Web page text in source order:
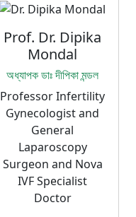
Prof. Dr. Dipika
Mondal
অধ্যাপক ডাঃ দীপিকা মন্ডল
Professor Infertility
Gynecologist and
General
Laparoscopy
Surgeon and Nova
IVF Specialist
Doctor